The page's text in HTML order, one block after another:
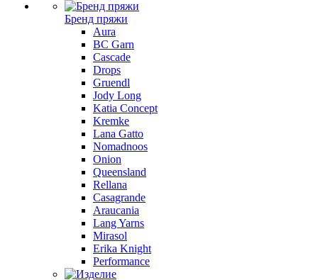
Бренд пряжи
Aura
BC Garn
Cascade
Drops
Gruendl
Jody Long
Katia Concept
Kremke
Lana Gatto
Nomadnoos
Onion
Queensland
Rellana
Casagrande
Araucania
Lang Yarns
Mirasol
Erika Knight
Performance